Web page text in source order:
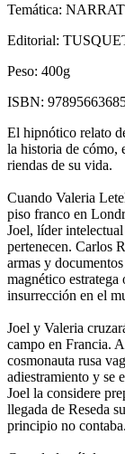
Temática:
Editorial:
Peso: 400g
ISBN:
El hipnótico relato
la historia de cómo,
riendas de su vida.
Cuando Valeria
piso franco en
Joel, líder
pertenecen. Carlos
armas y
magnético
insurrección en el
Joel y Valeria
campo en Francia.
cosmonauta rusa
adiestramiento y se
Joel la considere
llegada de Reseda
principio no contaba.